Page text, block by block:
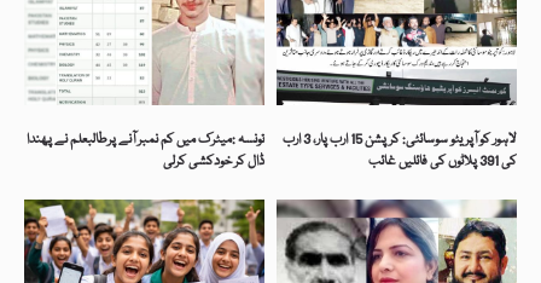
تونسہ :میٹرک میں کم نمبر آنے پرطالبعلم نے پھندا
ڈال کر خودکشی کرلی
لاہور کو آپریٹو سوسائٹی: کرپشن 15 ارب پار، 3 ارب
کی 391 پلاٹوں کی فائلیں غائب